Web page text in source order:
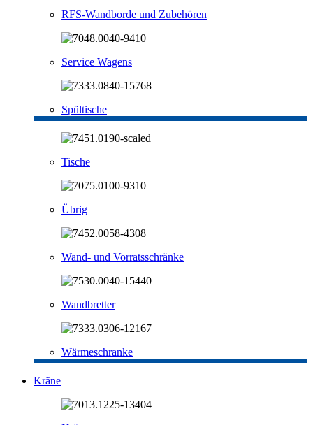
RFS-Wandborde und Zubehören
Service Wagens
Spültische
Tische
Übrig
Wand- und Vorratsschränke
Wandbretter
Wärmeschranke
Kräne